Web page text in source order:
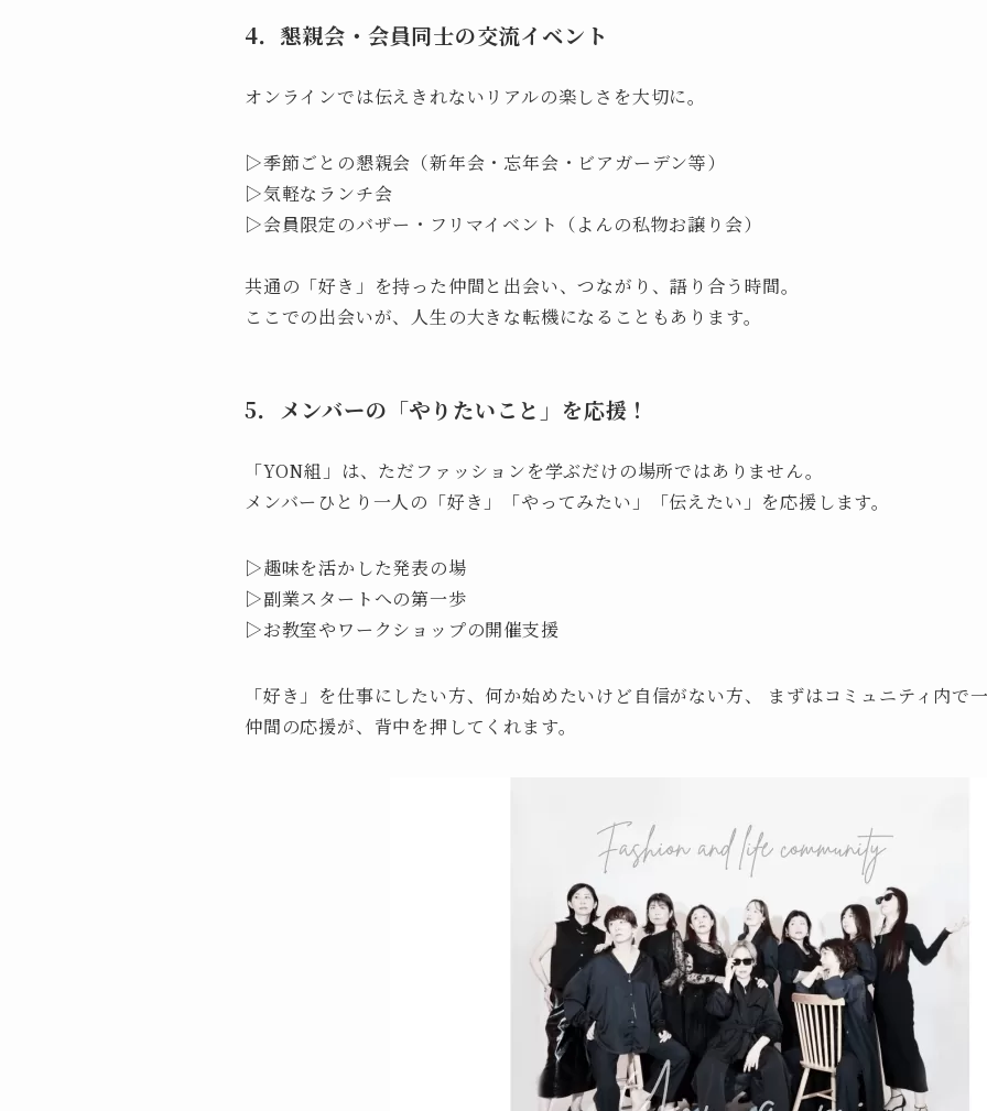
4．懇親会・会員同士の交流イベント
オンラインでは伝えきれないリアルの楽しさを大切に。
▷季節ごとの懇親会（新年会・忘年会・ビアガーデン等）
▷気軽なランチ会
▷会員限定のバザー・フリマイベント（よんの私物お譲り会）
共通の「好き」を持った仲間と出会い、つながり、語り合う時間。
ここでの出会いが、人生の大きな転機になることもあります。
5．メンバーの「やりたいこと」を応援！
「YON組」は、ただファッションを学ぶだけの場所ではありません。
メンバーひとり一人の「好き」「やってみたい」「伝えたい」を応援します。
▷趣味を活かした発表の場
▷副業スタートへの第一歩
▷お教室やワークショップの開催支援
「好き」を仕事にしたい方、何か始めたいけど自信がない方、 まずはコミュニティ内で
仲間の応援が、背中を押してくれます。